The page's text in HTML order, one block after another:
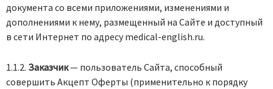
документа со всеми приложениями, изменениями и
дополнениями к нему, размещенный на Сайте и доступный
в сети Интернет по адресу medical-english.ru.
1.1.2. Заказчик— пользователь Сайта, способный
совершить Акцепт Оферты (применительно к порядку